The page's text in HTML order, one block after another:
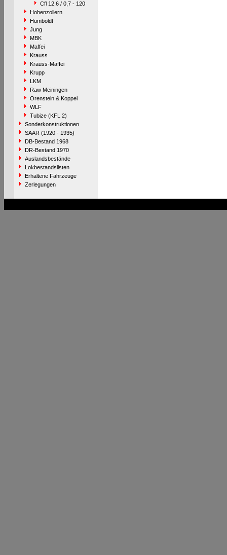
Cfl 12,6 / 0,7 - 120
Hohenzollern
Humboldt
Jung
MBK
Maffei
Krauss
Krauss-Maffei
Krupp
LKM
Raw Meiningen
Orenstein & Koppel
WLF
Tubize (KFL 2)
Sonderkonstruktionen
SAAR (1920 - 1935)
DB-Bestand 1968
DR-Bestand 1970
Auslandsbestände
Lokbestandslisten
Erhaltene Fahrzeuge
Zerlegungen